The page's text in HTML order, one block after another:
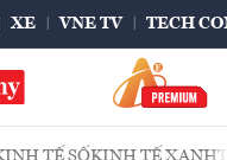
XE VNE TV TECH
TẾ SỐKINH TẾ XANH